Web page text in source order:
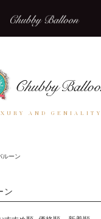
AND GENIALITY
ルーン